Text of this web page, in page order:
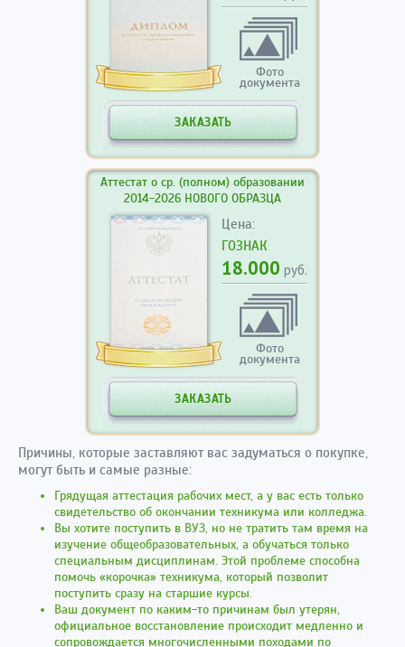
Фото
документа
ЗАКАЗАТЬ
Аттестат о ср. (полном) образовании
2014-2026 НОВОГО ОБРАЗЦА
Цена:
ГОЗНАК
18.000 руб.
Фото
документа
ЗАКАЗАТЬ
Причины, которые заставляют вас задуматься о покупке,
могут быть и самые разные:
Грядущая аттестация рабочих мест, а у вас есть только
свидетельство об окончании техникума или колледжа.
Вы хотите поступить в ВУЗ, но не тратить там время на
изучение общеобразовательных, а обучаться только
специальным дисциплинам. Этой проблеме способна
помочь «корочка» техникума, который позволит
поступить сразу на старшие курсы.
Ваш документ по каким-то причинам был утерян,
официальное восстановление происходит медленно и
сопровождается многочисленными походами по